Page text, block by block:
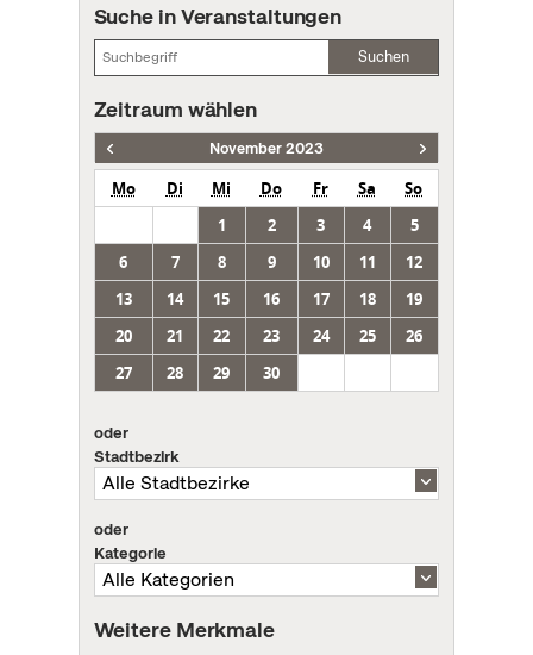
Suche in Veranstaltungen
Suchen
Zeitraum wählen
November 2023
Mo Di Mi Do Fr Sa
So
1
2 3 4
5
6
7 8 9 10 11
12
13
14 15 16 17 18
19
20
21 22 23 24 25
26
27
28 29 30
oder
Stadtbezirk
oder
Kategorie
Weitere Merkmale